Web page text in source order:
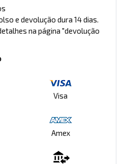
e devolução dura 14 dias.
na página "devolução
Visa
Amex